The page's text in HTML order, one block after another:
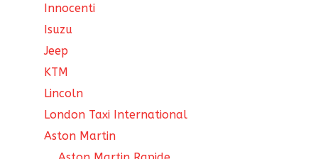
Innocenti
Isuzu
Jeep
KTM
Lincoln
London Taxi International
Aston Martin